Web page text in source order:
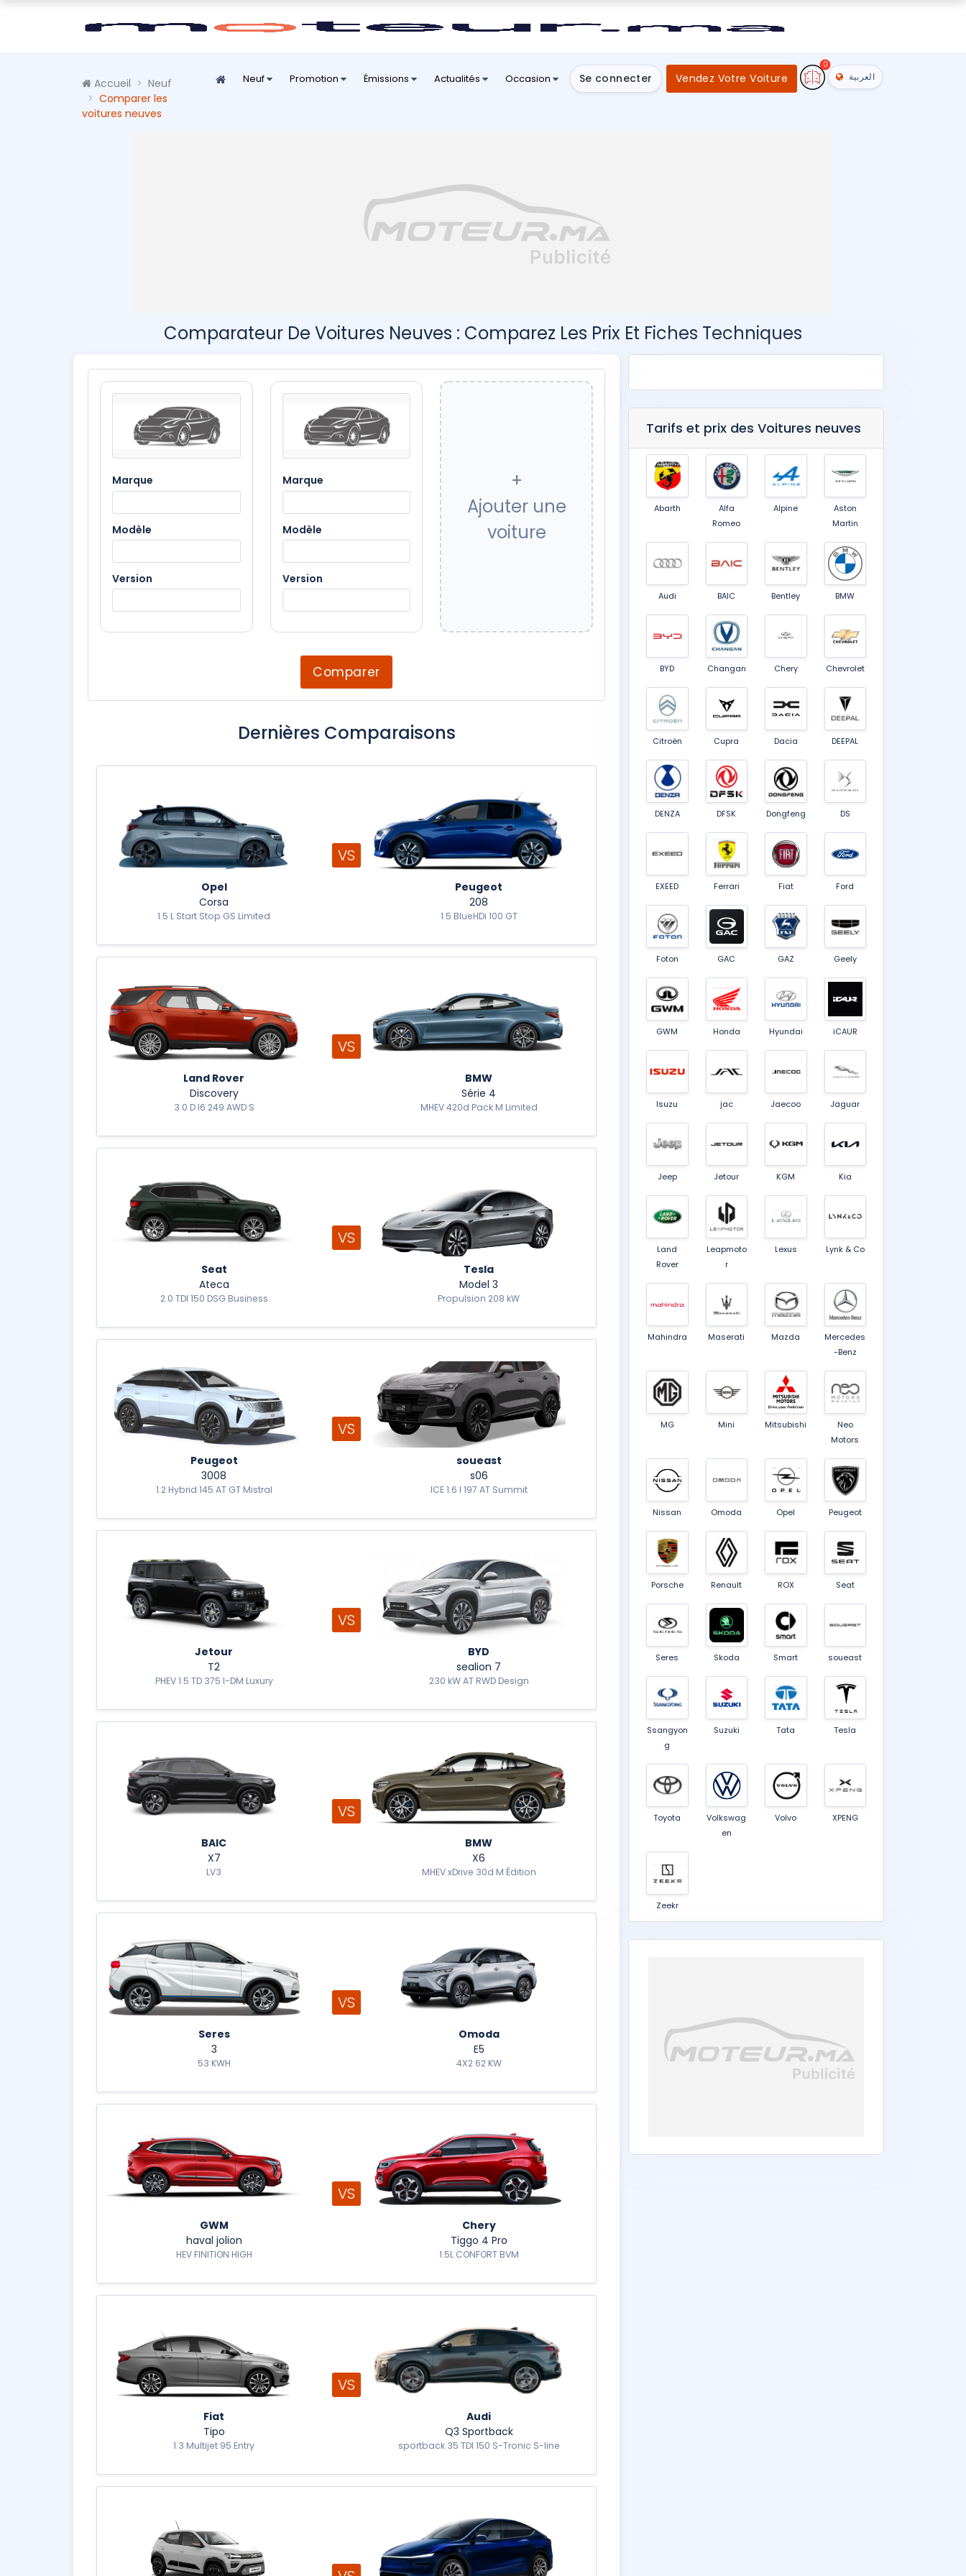
Neuf Promotion Émissions Actualités Occasion Se connecter Vendez Votre Voiture
0
العربية Accueil
Neuf
Comparer les
voitures neuves
Comparateur De Voitures Neuves : Comparez Les Prix Et Fiches Techniques
Marque
Modèle
Version
Marque
Modèle
Version
+
Ajouter une
voiture
Comparer
Dernières Comparaisons
Opel
Corsa
1.5 L Start Stop GS Limited
VS
Peugeot
208
1.5 BlueHDi 100 GT
Land Rover
Discovery
3.0 D I6 249 AWD S
VS
BMW
Série 4
MHEV 420d Pack M Limited
Seat
Ateca
2.0 TDI 150 DSG Business
VS
Tesla
Model 3
Propulsion 208 kW
Peugeot
3008
1.2 Hybrid 145 AT GT Mistral
VS
soueast
s06
ICE 1.6 l 197 AT Summit
Jetour
T2
PHEV 1.5 TD 375 I-DM Luxury
VS
BYD
sealion 7
230 kW AT RWD Design
BAIC
X7
LV3
VS
BMW
X6
MHEV xDrive 30d M Édition
Seres
3
53 KWH
VS
Omoda
E5
4X2 62 KW
GWM
haval jolion
HEV FINITION HIGH
VS
Chery
Tiggo 4 Pro
1.5L CONFORT BVM
Fiat
Tipo
1.3 Multijet 95 Entry
VS
Audi
Q3 Sportback
sportback 35 TDI 150 S-Tronic S-line
Tarifs et prix des Voitures neuves
Abarth
Alfa
Romeo
Alpine
Aston
Martin
Audi BAIC Bentley BMW
BYD Changan Chery Chevrolet
Citroën Cupra Dacia DEEPAL
DENZA DFSK Dongfeng DS
EXEED Ferrari Fiat Ford
Foton GAC GAZ Geely
GWM Honda Hyundai iCAUR
Isuzu jac Jaecoo Jaguar
Jeep Jetour KGM Kia
Land
Rover
Leapmoto
r
Lexus Lynk & Co
Mahindra Maserati Mazda
Mercedes
-Benz
MG Mini Mitsubishi
Neo
Motors
Nissan Omoda Opel Peugeot
Porsche Renault ROX Seat
Seres Skoda Smart soueast
Ssangyon
g
Suzuki Tata Tesla
Toyota
Volkswag
en
Volvo XPENG
Zeekr